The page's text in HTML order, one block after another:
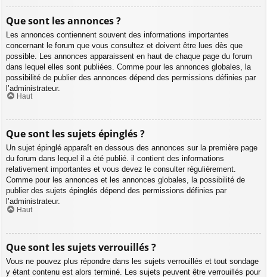
Que sont les annonces ?
Les annonces contiennent souvent des informations importantes
concernant le forum que vous consultez et doivent être lues dès que
possible. Les annonces apparaissent en haut de chaque page du forum
dans lequel elles sont publiées. Comme pour les annonces globales, la
possibilité de publier des annonces dépend des permissions définies par
l’administrateur.
Haut
Que sont les sujets épinglés ?
Un sujet épinglé apparaît en dessous des annonces sur la première page
du forum dans lequel il a été publié. il contient des informations
relativement importantes et vous devez le consulter régulièrement.
Comme pour les annonces et les annonces globales, la possibilité de
publier des sujets épinglés dépend des permissions définies par
l’administrateur.
Haut
Que sont les sujets verrouillés ?
Vous ne pouvez plus répondre dans les sujets verrouillés et tout sondage
y étant contenu est alors terminé. Les sujets peuvent être verrouillés pour